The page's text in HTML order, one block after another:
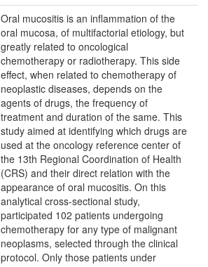
Oral mucositis is an inflammation of the
oral mucosa, of multifactorial etiology, but
greatly related to oncological
chemotherapy or radiotherapy. This side
effect, when related to chemotherapy of
neoplastic diseases, depends on the
agents of drugs, the frequency of
treatment and duration of the same. This
study aimed at identifying which drugs are
used at the oncology reference center of
the 13th Regional Coordination of Health
(CRS) and their direct relation with the
appearance of oral mucositis. On this
analytical cross-sectional study,
participated 102 patients undergoing
chemotherapy for any type of malignant
neoplasms, selected through the clinical
protocol. Only those patients under